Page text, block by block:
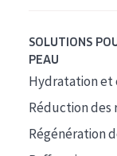
SOLUTIONS
PEAU
Hydratation et
Réduction des
Régénération